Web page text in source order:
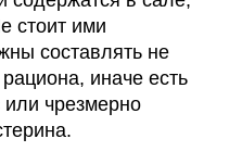
стоит ими
составлять не
иначе есть
чрезмерно